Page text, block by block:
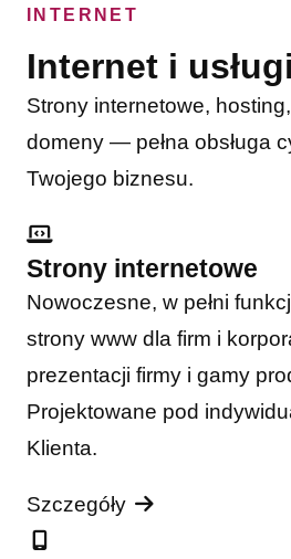
INTERNET
Internet i
Strony internetowe,
domeny — pełna obsługa
Twojego biznesu.
Strony internetowe
Nowoczesne, w pełni
strony www dla firm i
prezentacji firmy i gamy
Projektowane pod
Klienta.
Szczegóły